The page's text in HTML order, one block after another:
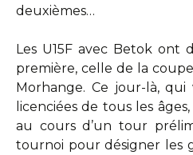
deuxièmes…
Les U15F avec Betok ont
première, celle de la
Morhange. Ce jour-là,
licenciées de tous les
au cours d’un tour
tournoi pour désigner les